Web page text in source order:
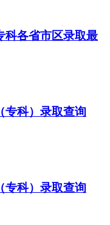
科各省市区录取最
专科）录取查询
专科）录取查询